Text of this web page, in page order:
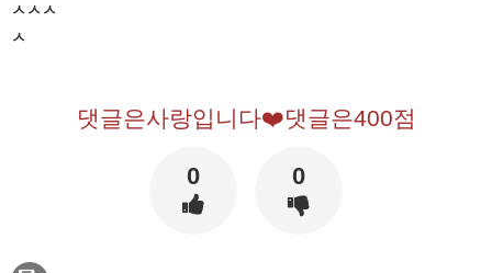
ㅅㅅㅅ
ㅅ
댓글은사랑입니다❤️댓글은400점
0 0